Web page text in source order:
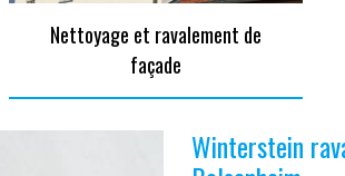
Nettoyage et ravalement de
façade
Winterstein